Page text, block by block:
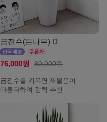
금전수(돈나무) D
76,000원 80,000원
금전수를 키우면 재물운이
따른다하여 강력 추천